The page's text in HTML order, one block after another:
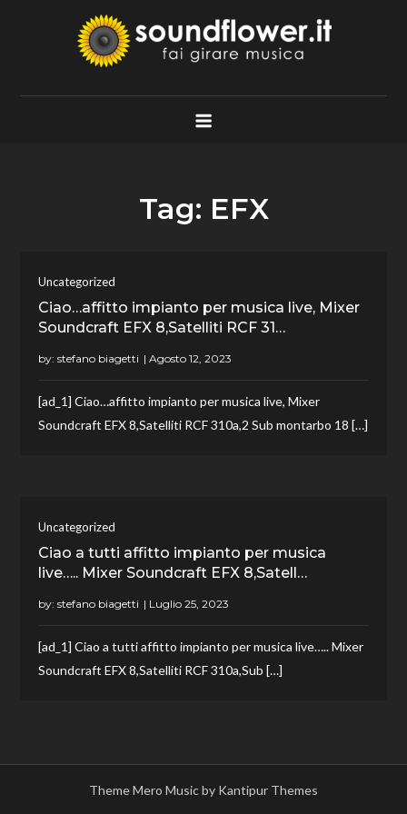
Soundflower.it
Fai Girare Musica
Tag: EFX
Uncategorized
Ciao…affitto impianto per musica live, Mixer
Soundcraft EFX 8,Satelliti RCF 31…
by:stefano biagetti
[ad_1] Ciao…affitto impianto per musica live, Mixer
Soundcraft EFX 8,Satelliti RCF 310a,2 Sub montarbo 18 […]
Uncategorized
Ciao a tutti affitto impianto per musica
live….. Mixer Soundcraft EFX 8,Satell…
by:stefano biagetti
[ad_1] Ciao a tutti affitto impianto per musica live….. Mixer
Soundcraft EFX 8,Satelliti RCF 310a,Sub […]
Theme Mero Music by Kantipur Themes